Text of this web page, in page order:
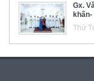
Gx.
khấn-
Thứ